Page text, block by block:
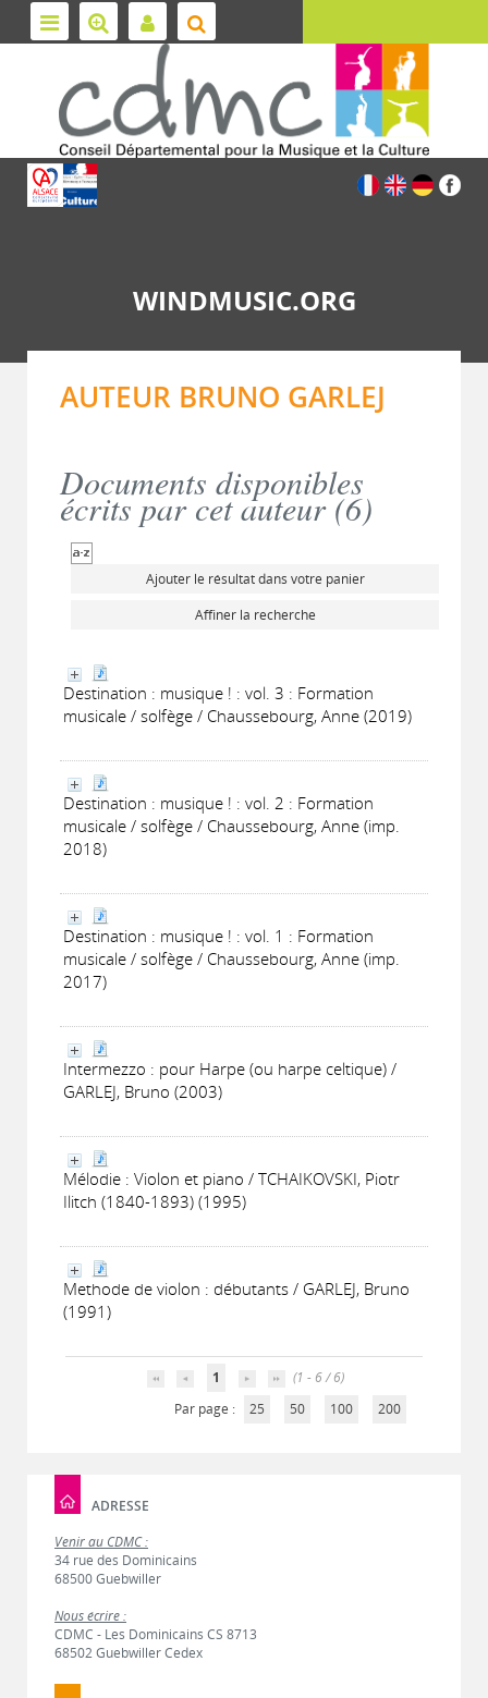
WINDMUSIC.ORG
AUTEUR BRUNO GARLEJ
Documents disponibles
écrits par cet auteur (6)
Ajouter le résultat dans votre panier
Affiner la recherche
Destination : musique ! : vol. 3 : Formation
musicale / solfège / Chaussebourg, Anne (2019)
Destination : musique ! : vol. 2 : Formation
musicale / solfège / Chaussebourg, Anne (imp.
2018)
Destination : musique ! : vol. 1 : Formation
musicale / solfège / Chaussebourg, Anne (imp.
2017)
Intermezzo : pour Harpe (ou harpe celtique) /
GARLEJ, Bruno (2003)
Mélodie : Violon et piano / TCHAIKOVSKI, Piotr
Ilitch (1840-1893) (1995)
Methode de violon : débutants / GARLEJ, Bruno
(1991)
1
(1 - 6 / 6)
Par page :
25 50 100 200
ADRESSE
Venir au CDMC :
34 rue des Dominicains
68500 Guebwiller
Nous écrire :
CDMC - Les Dominicains CS 8713
68502 Guebwiller Cedex